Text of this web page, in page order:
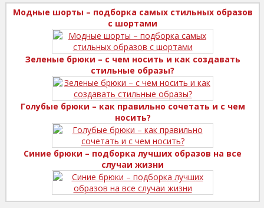
Модные шорты – подборка самых стильных образов
с шортами
Зеленые брюки – с чем носить и как создавать
стильные образы?
Голубые брюки – как правильно сочетать и с чем
носить?
Синие брюки – подборка лучших образов на все
случаи жизни